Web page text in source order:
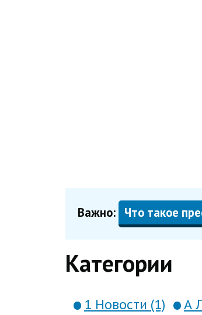
Важно: Что такое
Категории
1 Новости (1) А